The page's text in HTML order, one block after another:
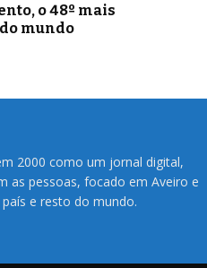
o 48º mais
mundo
2000 como um jornal digital,
as pessoas, focado em Aveiro e
e resto do mundo.